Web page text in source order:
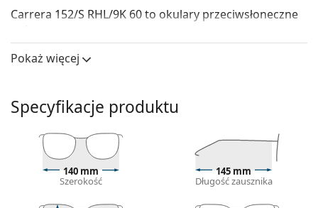
Carrera 152/S RHL/9K 60to okulary przeciwsłoneczne
Skorzystaj z funkcji wirtualnego przymierzania i
zobacz, jak wyglądasz w okularach
Oprawka okularów
Złoty kolor oprawek doskonale pasuje do ciepłego
odcienia skóry oraz do ciemnobrązowych włosów.
Kwadratowe oprawki okularów przeciwsłonecznych
są idealnym wyborem, jeśli masz okrągłą, owalną
Pokaż więcej
Specyfikacje produktu
140 mm
Szerokość
145 mm
Długość zausznika